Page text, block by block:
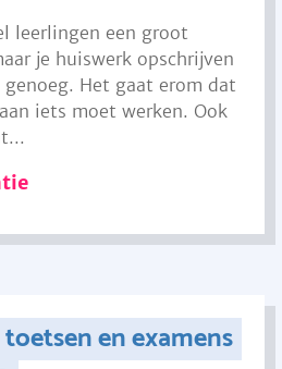
leerlingen een groot
je huiswerk opschrijven
Het gaat erom dat
iets moet werken. Ook
en examens